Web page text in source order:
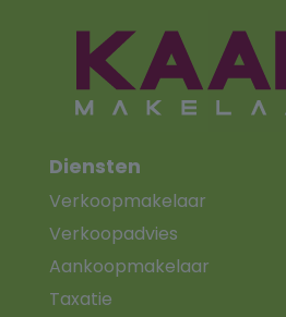
Diensten
Verkoopmakelaar
Verkoopadvies
Aankoopmakelaar
Taxatie